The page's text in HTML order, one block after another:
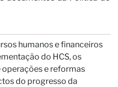
humanos e financeiros
do HCS, os
e reformas
do progresso da